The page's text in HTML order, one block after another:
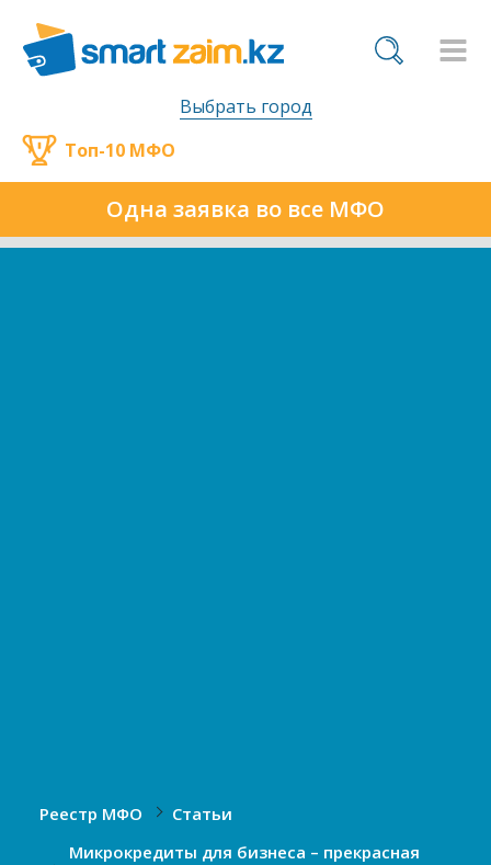
Выбрать город
Одна заявка во все МФО
Топ-10 МФО
Реестр МФО
Статьи
Микрокредиты для бизнеса – прекрасная